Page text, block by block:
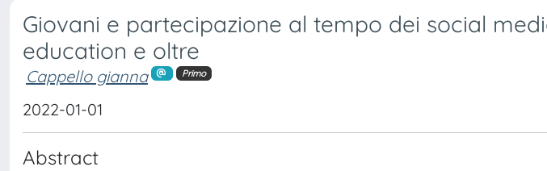
Giovani e partecipazione al tempo dei social
education e oltre
Cappello gianna Primo
2022-01-01
Abstract